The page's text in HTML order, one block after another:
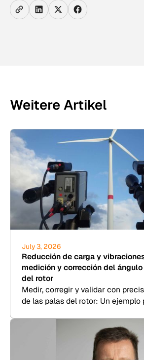
Weitere Artikel
July 3, 2026
Reducción de carga y
medición y corrección del
del rotor
Medir, corregir y validar con
de las palas del rotor: Un